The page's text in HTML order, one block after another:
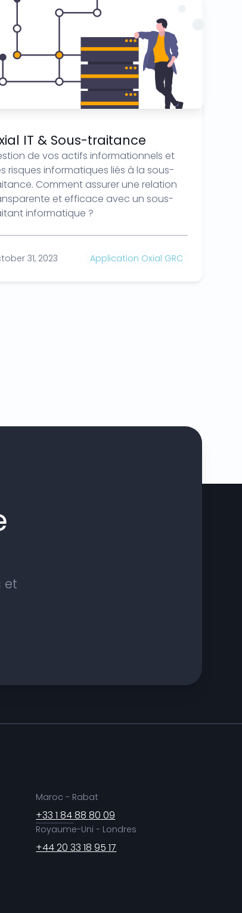
IT & Sous-traitance
de vos actifs informationnels et
risques informatiques liés à la sous-
Comment assurer une relation
et efficace avec un sous-
informatique ?
31, 2023 Application Oxial GRC
et
Maroc - Rabat
+33 1 84 88 80 09
Royaume-Uni - Londres
+44 20 33 18 95 17